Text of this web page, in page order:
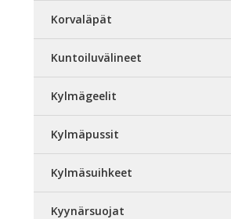
Korvaläpät
Kuntoiluvälineet
Kylmägeelit
Kylmäpussit
Kylmäsuihkeet
Kyynärsuojat